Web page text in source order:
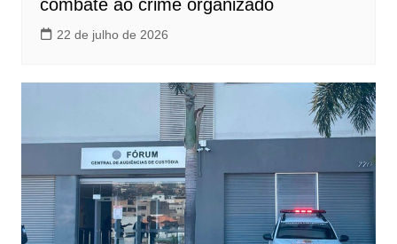
combate ao crime organizado
22 de julho de 2026